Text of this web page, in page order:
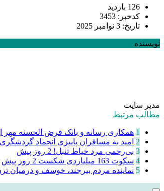
126 بازدید
کدخبر: 3453
تاریخ: 3 نوامبر 2025
نویسنده
مدیر سایت
مطالب مرتبط
1 همکاری رسانه و بانک قرض الحسنه مهر
2 امید به مسافران پاییزی انجماد
3 ‌بی‌رحمی مرد خیاط تنبل! 2 روز پیش
4 سکوت 163 میلیاردی شکست
2 روز پیش
5 نماینده مردم بیرجند، خوسف و درمیان